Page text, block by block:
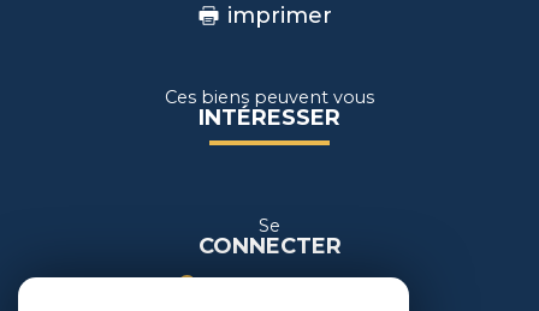
imprimer
Ces biens peuvent vous
INTÉRESSER
Se
CONNECTER